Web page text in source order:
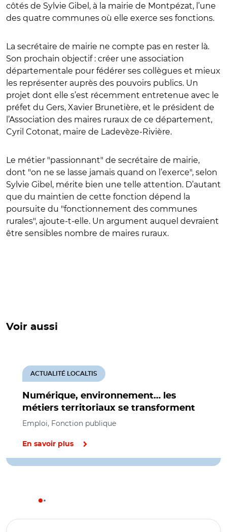
côtés de Sylvie Gibel, à la mairie de Montpézat, l’une
des quatre communes où elle exerce ses fonctions.
La secrétaire de mairie ne compte pas en rester là.
Son prochain objectif : créer une association
départementale pour fédérer ses collègues et mieux
les représenter auprès des pouvoirs publics. Un
projet dont elle s’est récemment entretenue avec le
préfet du Gers, Xavier Brunetière, et le président de
l’Association des maires ruraux de ce département,
Cyril Cotonat, maire de Ladevèze-Rivière.
Le métier "passionnant" de secrétaire de mairie,
dont "on ne se lasse jamais quand on l’exerce", selon
Sylvie Gibel, mérite bien une telle attention. D’autant
que du maintien de cette fonction dépend la
poursuite du "fonctionnement des communes
rurales", ajoute-t-elle. Un argument auquel devraient
être sensibles nombre de maires ruraux.
Voir aussi
Numérique, environnement… les
métiers territoriaux se transforment
ACTUALITÉ LOCALTIS
Emploi, Fonction publique
En savoir plus